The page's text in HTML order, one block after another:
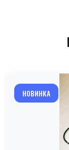
НОВИНКА